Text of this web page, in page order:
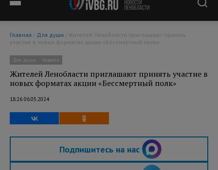
Главная / Для души
участие в новых форматах акции «Бессмертный полк»
Для души Новости
Жителей Ленобласти приглашают принять участие в
новых форматах акции «Бессмертный полк»
18:26 06.05.2024
Подпишитесь на нас